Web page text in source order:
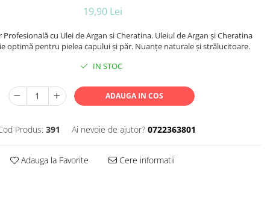
19,90 Lei
Profesională cu Ulei de Argan si Cheratina. Uleiul de Argan şi Cheratina
optimă pentru pielea capului şi păr. Nuanţe naturale şi strălucitoare.
IN STOC
ADAUGA IN COS
Produs: 391 Ai nevoie de ajutor? 0722363801
Adauga la Favorite Cere informatii